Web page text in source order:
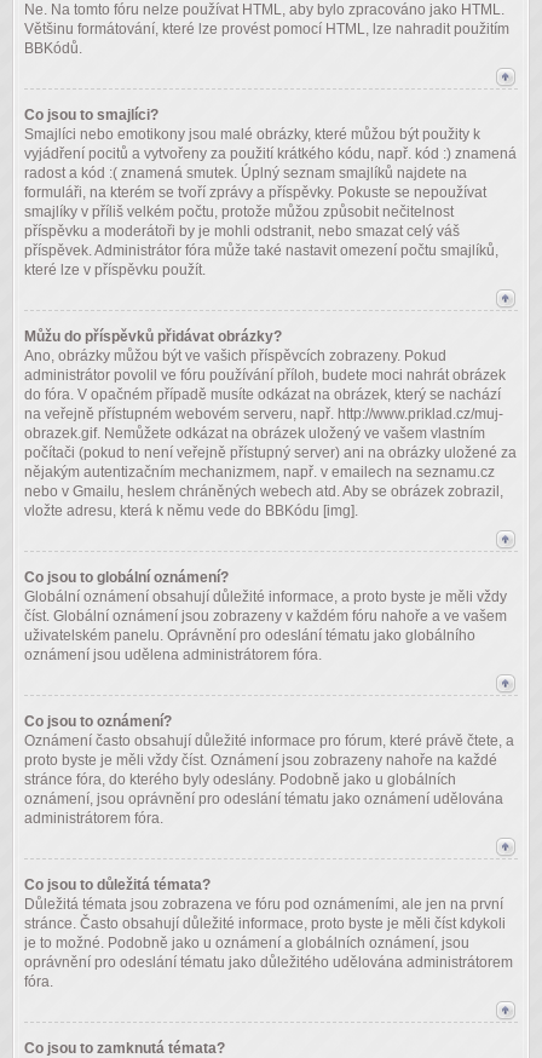
Ne. Na tomto fóru nelze používat HTML, aby bylo zpracováno jako HTML.
Většinu formátování, které lze provést pomocí HTML, lze nahradit použitím
BBKódů.
Co jsou to smajlíci?
Smajlíci nebo emotikony jsou malé obrázky, které můžou být použity k
vyjádření pocitů a vytvořeny za použití krátkého kódu, např. kód :) znamená
radost a kód :( znamená smutek. Úplný seznam smajlíků najdete na
formuláři, na kterém se tvoří zprávy a příspěvky. Pokuste se nepoužívat
smajlíky v příliš velkém počtu, protože můžou způsobit nečitelnost
příspěvku a moderátoři by je mohli odstranit, nebo smazat celý váš
příspěvek. Administrátor fóra může také nastavit omezení počtu smajlíků,
které lze v příspěvku použít.
Můžu do příspěvků přidávat obrázky?
Ano, obrázky můžou být ve vašich příspěvcích zobrazeny. Pokud
administrátor povolil ve fóru používání příloh, budete moci nahrát obrázek
do fóra. V opačném případě musíte odkázat na obrázek, který se nachází
na veřejně přístupném webovém serveru, např. http://www.priklad.cz/muj-
obrazek.gif. Nemůžete odkázat na obrázek uložený ve vašem vlastním
počítači (pokud to není veřejně přístupný server) ani na obrázky uložené za
nějakým autentizačním mechanizmem, např. v emailech na seznamu.cz
nebo v Gmailu, heslem chráněných webech atd. Aby se obrázek zobrazil,
vložte adresu, která k němu vede do BBKódu [img].
Co jsou to globální oznámení?
Globální oznámení obsahují důležité informace, a proto byste je měli vždy
číst. Globální oznámení jsou zobrazeny v každém fóru nahoře a ve vašem
uživatelském panelu. Oprávnění pro odeslání tématu jako globálního
oznámení jsou udělena administrátorem fóra.
Co jsou to oznámení?
Oznámení často obsahují důležité informace pro fórum, které právě čtete, a
proto byste je měli vždy číst. Oznámení jsou zobrazeny nahoře na každé
stránce fóra, do kterého byly odeslány. Podobně jako u globálních
oznámení, jsou oprávnění pro odeslání tématu jako oznámení udělována
administrátorem fóra.
Co jsou to důležitá témata?
Důležitá témata jsou zobrazena ve fóru pod oznámeními, ale jen na první
stránce. Často obsahují důležité informace, proto byste je měli číst kdykoli
je to možné. Podobně jako u oznámení a globálních oznámení, jsou
oprávnění pro odeslání tématu jako důležitého udělována administrátorem
fóra.
Co jsou to zamknutá témata?